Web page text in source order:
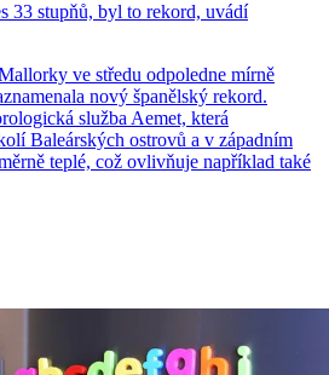
33 stupňů, byl to rekord, uvádí
ve středu odpoledne mírně
nový španělský rekord.
služba Aemet, která
Baleárských ostrovů a v západním
teplé, což ovlivňuje například také